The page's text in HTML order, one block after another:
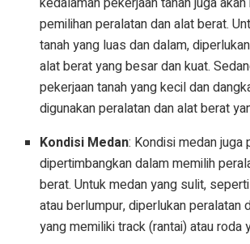
pemilihan peralatan dan alat berat.
tanah yang luas dan dalam,
alat berat yang besar dan kuat.
pekerjaan tanah yang kecil dan
digunakan peralatan dan alat berat
Kondisi Medan: Kondisi medan juga
dipertimbangkan dalam memilih
berat. Untuk medan yang sulit,
atau berlumpur, diperlukan peralatan
yang memiliki track (rantai) atau roda